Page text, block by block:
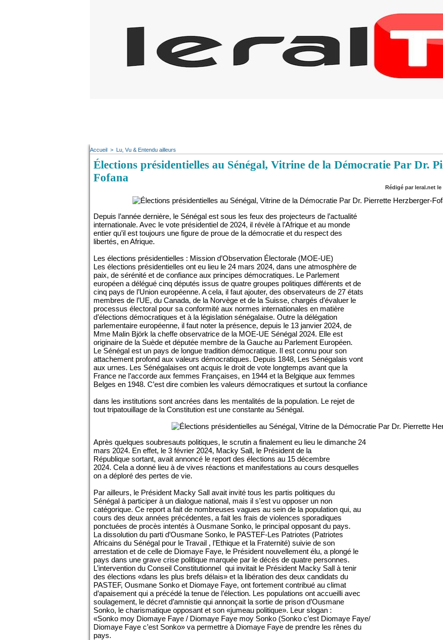
Accueil > Lu, Vu & Entendu ailleurs
Élections présidentielles au Sénégal, Vitrine de la Démocratie Par Dr.
Fofana
Rédigé par leral.net le
Depuis l’année dernière, le Sénégal est sous les feux des projecteurs de l’actualité
internationale. Avec le vote présidentiel de 2024, il révèle à l’Afrique et au monde
entier qu’il est toujours une figure de proue de la démocratie et du respect des
libertés, en Afrique.
Les élections présidentielles : Mission d’Observation Électorale (MOE-UE)
Les élections présidentielles ont eu lieu le 24 mars 2024, dans une atmosphère de
paix, de sérénité et de confiance aux principes démocratiques. Le Parlement
européen a délégué cinq députés issus de quatre groupes politiques différents et de
cinq pays de l’Union européenne. A cela, il faut ajouter, des observateurs de 27 états
membres de l’UE, du Canada, de la Norvège et de la Suisse, chargés d’évaluer le
processus électoral pour sa conformité aux normes internationales en matière
d’élections démocratiques et à la législation sénégalaise. Outre la délégation
parlementaire européenne, il faut noter la présence, depuis le 13 janvier 2024, de
Mme Malin Björk la cheffe observatrice de la MOE-UE Sénégal 2024. Elle est
originaire de la Suède et députée membre de la Gauche au Parlement Européen.
Le Sénégal est un pays de longue tradition démocratique. Il est connu pour son
attachement profond aux valeurs démocratiques. Depuis 1848, Les Sénégalais vont
aux urnes. Les Sénégalaises ont acquis le droit de vote longtemps avant que la
France ne l’accorde aux femmes Françaises, en 1944 et la Belgique aux femmes
Belges en 1948. C’est dire combien les valeurs démocratiques et surtout la confiance
dans les institutions sont ancrées dans les mentalités de la population. Le rejet de
tout tripatouillage de la Constitution est une constante au Sénégal.
Après quelques soubresauts politiques, le scrutin a finalement eu lieu le dimanche 24
mars 2024. En effet, le 3 février 2024, Macky Sall, le Président de la
République sortant, avait annoncé le report des élections au 15 décembre
2024. Cela a donné lieu à de vives réactions et manifestations au cours desquelles
on a déploré des pertes de vie.
Par ailleurs, le Président Macky Sall avait invité tous les partis politiques du
Sénégal à participer à un dialogue national, mais il s’est vu opposer un non
catégorique. Ce report a fait de nombreuses vagues au sein de la population qui, au
cours des deux années précédentes, a fait les frais de violences sporadiques
ponctuées de procès intentés à Ousmane Sonko, le principal opposant du pays.
La dissolution du parti d’Ousmane Sonko, le PASTEF-Les Patriotes (Patriotes
Africains du Sénégal pour le Travail , l’Ethique et la Fraternité) suivie de son
arrestation et de celle de Diomaye Faye, le Président nouvellement élu, a plongé le
pays dans une grave crise politique marquée par le décès de quatre personnes.
L’intervention du Conseil Constitutionnel qui invitait le Président Macky Sall à tenir
des élections «dans les plus brefs délais» et la libération des deux candidats du
PASTEF, Ousmane Sonko et Diomaye Faye, ont fortement contribué au climat
d’apaisement qui a précédé la tenue de l’élection. Les populations ont accueilli avec
soulagement, le décret d’amnistie qui annonçait la sortie de prison d’Ousmane
Sonko, le charismatique opposant et son «jumeau politique». Leur slogan :
«Sonko moy Diomaye Faye / Diomaye Faye moy Sonko (Sonko c’est Diomaye Faye/
Diomaye Faye c’est Sonko» va permettre à Diomaye Faye de prendre les rênes du
pays.